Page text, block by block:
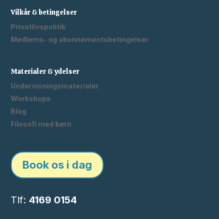
Vilkår & betingelser
Privatlivspolitik
Medlems- og abonnementsbetingelser
Materialer & ydelser
Undervisningsmaterialer
Workshops
Blog
Filosofi med børn
Book os i dag
Tlf: 4169 0154